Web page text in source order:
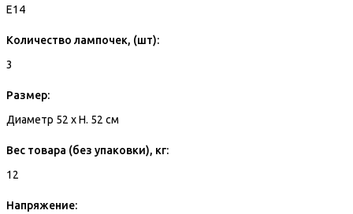
E14
Количество лампочек, (шт):
3
Размер:
Диаметр 52 x H. 52 см
Вес товара (без упаковки), кг:
12
Напряжение: